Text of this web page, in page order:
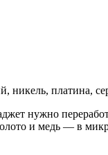
платина,
нужно
и медь — в